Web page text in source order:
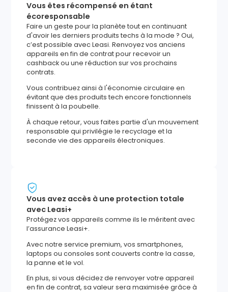
Vous êtes récompensé en étant
écoresponsable
Faire un geste pour la planète tout en continuant
d'avoir les derniers produits techs à la mode ? Oui,
c’est possible avec Leasi. Renvoyez vos anciens
appareils en fin de contrat pour recevoir un
cashback ou une réduction sur vos prochains
contrats.
Vous contribuez ainsi à l'économie circulaire en
évitant que des produits tech encore fonctionnels
finissent à la poubelle.
À chaque retour, vous faites partie d'un mouvement
responsable qui privilégie le recyclage et la
seconde vie des appareils électroniques.
Vous avez accès à une protection totale
avec Leasi+
Protégez vos appareils comme ils le méritent avec
l’assurance Leasi+.
Avec notre service premium, vos smartphones,
laptops ou consoles sont couverts contre la casse,
la panne et le vol.
En plus, si vous décidez de renvoyer votre appareil
en fin de contrat, sa valeur sera maximisée grâce à